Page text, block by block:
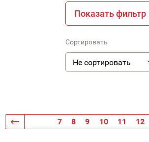
7 8 9 10 11 12
Показать фильтр
Сортировать